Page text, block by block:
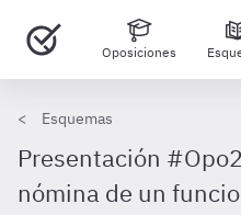
Oposiciones
Esquemas
Presentación
nómina de un